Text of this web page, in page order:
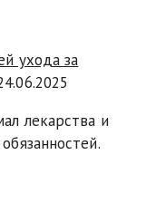
ухода за
лекарства и